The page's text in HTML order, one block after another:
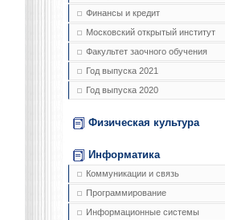
Финансы и кредит
Московский открытый институт
Факультет заочного обучения
Год выпуска 2021
Год выпуска 2020
Физическая культура
Информатика
Коммуникации и связь
Программирование
Информационные системы